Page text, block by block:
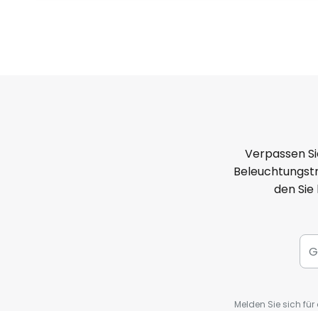
Verpassen
den
Melden Sie sich